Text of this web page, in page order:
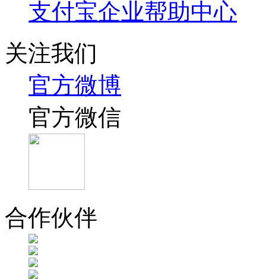
支付宝企业帮助中心
关注我们
官方微博
官方微信
合作伙伴